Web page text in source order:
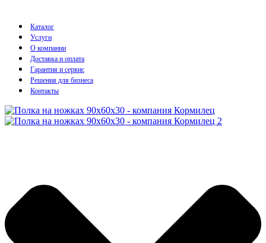
Каталог
Услуги
О компании
Доставка и оплата
Гарантия и сервис
Решения для бизнеса
Контакты